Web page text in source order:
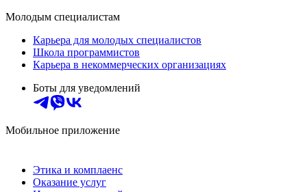
Молодым специалистам
Карьера для молодых специалистов
Школа программистов
Карьера в некоммерческих организациях
Боты для уведомлений
Мобильное приложение
Этика и комплаенс
Оказание услуг